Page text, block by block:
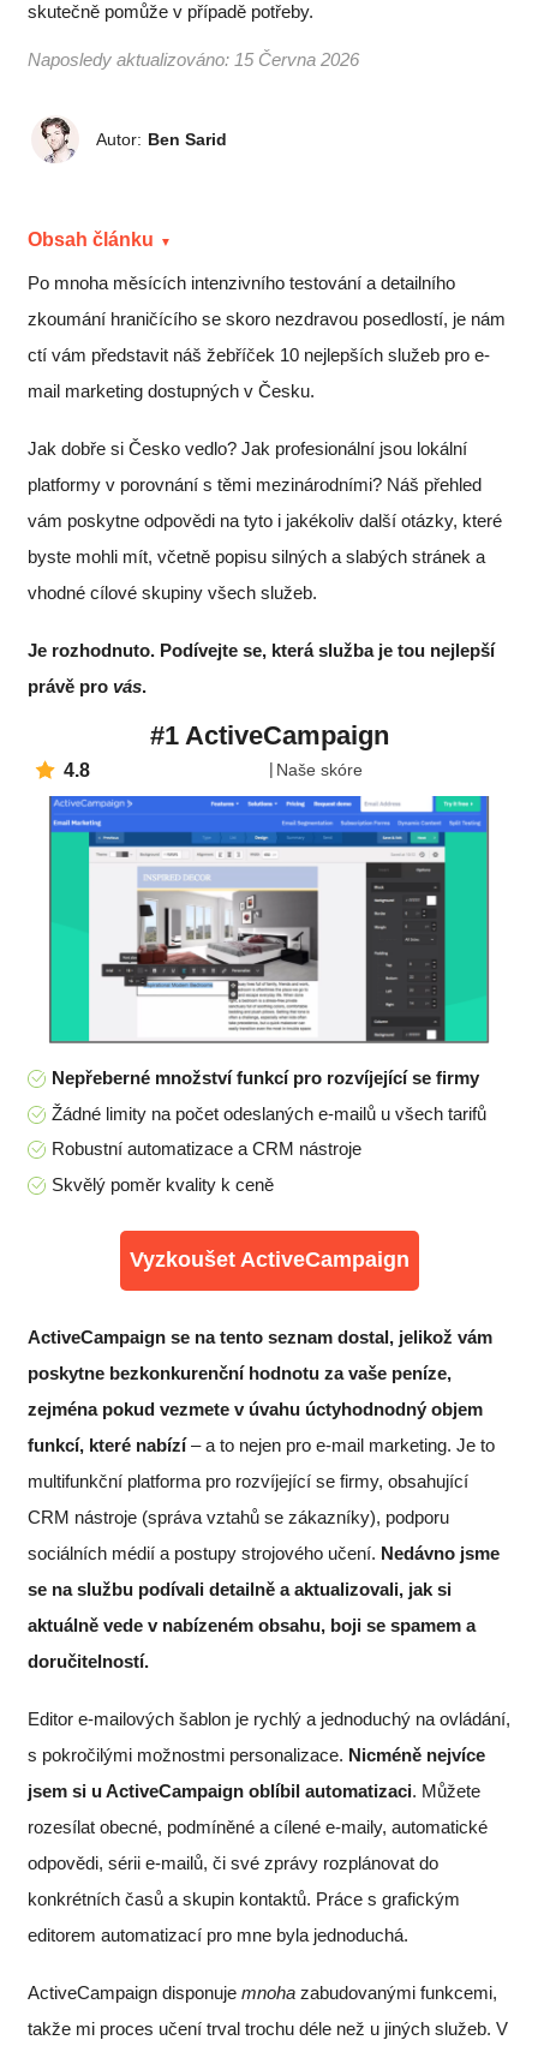
skutečně pomůže v případě potřeby.
Naposledy aktualizováno: 15 Června 2026
Autor: Ben Sarid
Obsah článku
Po mnoha měsících intenzivního testování a detailního
zkoumání hraničícího se skoro nezdravou posedlostí, je nám
ctí vám představit náš žebříček 10 nejlepších služeb pro e-
mail marketing dostupných v Česku.
Jak dobře si Česko vedlo? Jak profesionální jsou lokální
platformy v porovnání s těmi mezinárodními? Náš přehled
vám poskytne odpovědi na tyto i jakékoliv další otázky, které
byste mohli mít, včetně popisu silných a slabých stránek a
vhodné cílové skupiny všech služeb.
Je rozhodnuto. Podívejte se, která služba je tou nejlepší
právě pro vás.
#1 ActiveCampaign
4.8 Naše skóre
Nepřeberné množství funkcí pro rozvíjející se firmy
Žádné limity na počet odeslaných e-mailů u všech tarifů
Robustní automatizace a CRM nástroje
Skvělý poměr kvality k ceně
Vyzkoušet ActiveCampaign
ActiveCampaign se na tento seznam dostal, jelikož vám
poskytne bezkonkurenční hodnotu za vaše peníze,
zejména pokud vezmete v úvahu úctyhodnodný objem
funkcí, které nabízí– a to nejen pro e-mail marketing. Je to
multifunkční platforma pro rozvíjející se firmy, obsahující
CRM nástroje (správa vztahů se zákazníky), podporu
sociálních médií a postupy strojového učení. Nedávno jsme
se na službu podívali detailně a aktualizovali, jak si
aktuálně vede v nabízeném obsahu, boji se spamem a
doručitelností.
Editor e-mailových šablon je rychlý a jednoduchý na ovládání,
s pokročilými možnostmi personalizace. Nicméně nejvíce
jsem si u ActiveCampaign oblíbil automatizaci. Můžete
rozesílat obecné, podmíněné a cílené e-maily, automatické
odpovědi, sérii e-mailů, či své zprávy rozplánovat do
konkrétních časů a skupin kontaktů. Práce s grafickým
editorem automatizací pro mne byla jednoduchá.
ActiveCampaign disponuje mnoha zabudovanými funkcemi,
takže mi proces učení trval trochu déle než u jiných služeb. V